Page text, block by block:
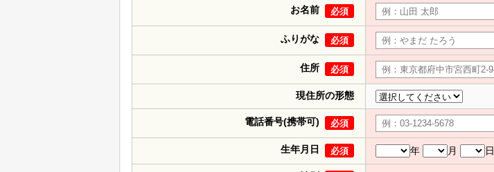
お名前 必須
ふりがな 必須
住所 必須
現住所の形態
電話番号(携帯可) 必須
生年月日 必須 年 月 日